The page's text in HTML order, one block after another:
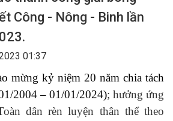
Công - Nông - Binh lần
01:37
kỷ niệm 20 năm chia tách
2004 – 01/01/2024); hưởng ứng
dân rèn luyện thân thể theo